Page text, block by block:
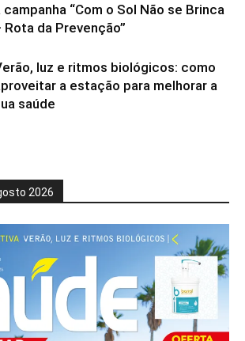
campanha “Com o Sol Não se Brinca
Rota da Prevenção”
luz e ritmos biológicos: como
a estação para melhorar a
saúde
2026